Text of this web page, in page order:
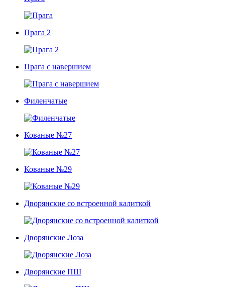
Прага 2
Прага с навершием
Филенчатые
Кованые №27
Кованые №29
Дворянские со встроенной калиткой
Дворянские Лоза
Дворянские ПШ